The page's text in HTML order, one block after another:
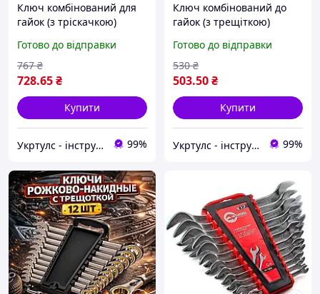
Ключ комбінований для
гайок (з тріскачкою)
Yato YT-1672 (Польща)
Готово до відправки
728.65₴
767 ₴
Купити
Укртулс - інструменти та обладнання 99%
Ключ комбінований до
гайок (з трещіткою)
Yato YT-1667 (Польща)
Готово до відправки
503.50₴
530 ₴
Купити
Укртулс - інструменти та обладнання 99%